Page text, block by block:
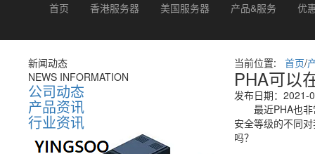
首页
香港服务器 美国服务器 产品&服务 优
新闻动态
NEWS INFORMATION
公司动态
产品资讯
行业资讯
当前位置: 首页/
PHA可以
发布日期：2021-
最近PHA也非
安全等级的不同
吗？